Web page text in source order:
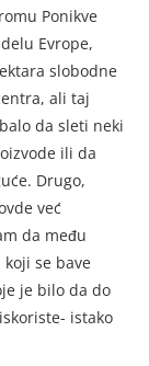
Ponikve
Evrope,
slobodne
ali taj
da sleti neki
ili da
Drugo,
već
da među
se bave
je bilo da do
istako